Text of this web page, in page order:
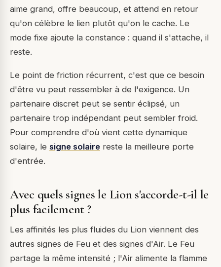
aime grand, offre beaucoup, et attend en retour
qu'on célèbre le lien plutôt qu'on le cache. Le
mode fixe ajoute la constance : quand il s'attache, il
reste.
Le point de friction récurrent, c'est que ce besoin
d'être vu peut ressembler à de l'exigence. Un
partenaire discret peut se sentir éclipsé, un
partenaire trop indépendant peut sembler froid.
Pour comprendre d'où vient cette dynamique
solaire, le signe solaire reste la meilleure porte
d'entrée.
Avec quels signes le Lion s'accorde-t-il le
plus facilement ?
Les affinités les plus fluides du Lion viennent des
autres signes de Feu et des signes d'Air. Le Feu
partage la même intensité ; l'Air alimente la flamme